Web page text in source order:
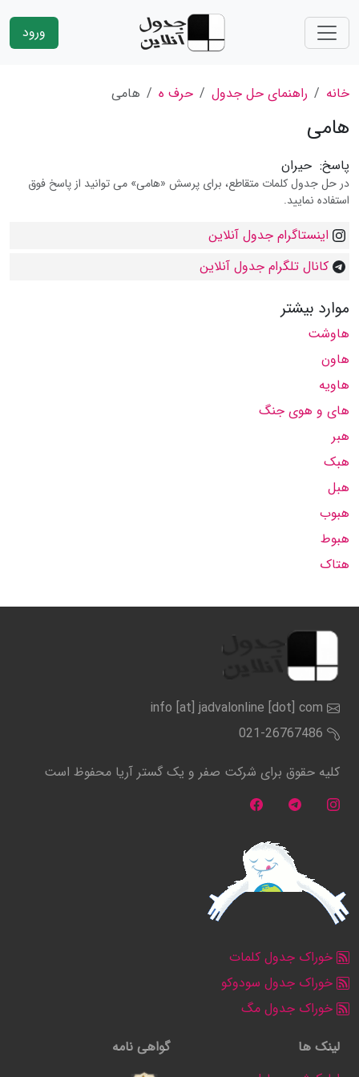
ورود
خانه راهنمای حل جدول حرف ه هامی
هامی
پاسخ: حیران
در حل جدول کلمات متقاطع، برای پرسش «هامی» می توانید از پاسخ فوق
استفاده نمایید.
اینستاگرام جدول آنلاین
کانال تلگرام جدول آنلاین
موارد بیشتر
هاوشت
هاون
هاویه
های و هوی جنگ
هبر
هبک
هبل
هبوب
هبوط
هتاک
info [at] jadvalonline [dot] com
021-26767486
کلیه حقوق برای شرکت صفر و یک گستر آریا محفوظ است
خوراک جدول کلمات
خوراک جدول سودوکو
خوراک جدول مگ
لینک ها
گواهی نامه